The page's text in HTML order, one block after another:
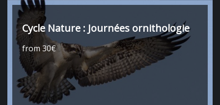
Cycle Nature : Journées ornithologie
from 30€